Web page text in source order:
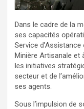
Dans le cadre de la
ses capacités
Service d’Assistance
Minière Artisanale et
les initiatives
secteur et de
ses agents.
Sous l’impulsion de